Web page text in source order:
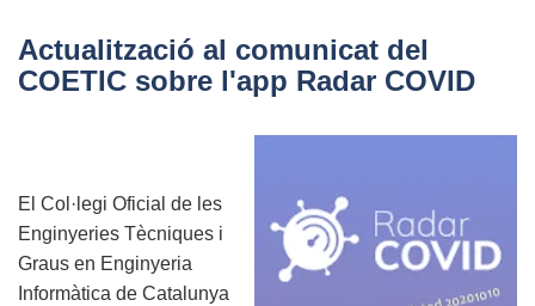
COETIC
2020
Actualització al comunicat del
COETIC sobre l'app Radar COVID
El Col·legi Oficial de les
Enginyeries Tècniques i
Graus en Enginyeria
Informàtica de Catalunya